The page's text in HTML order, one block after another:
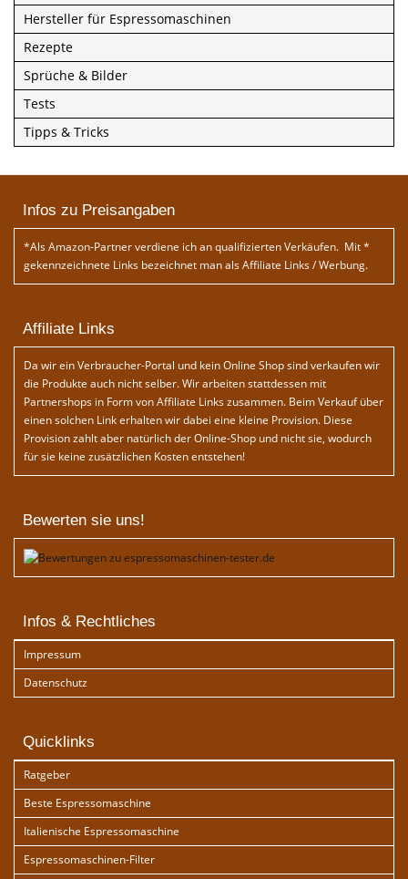
Hersteller für Espressomaschinen
Rezepte
Sprüche & Bilder
Tests
Tipps & Tricks
Infos zu Preisangaben
*Als Amazon-Partner verdiene ich an qualifizierten Verkäufen. Mit *
gekennzeichnete Links bezeichnet man als Affiliate Links / Werbung.
Affiliate Links
Da wir ein Verbraucher-Portal und kein Online Shop sind verkaufen wir
die Produkte auch nicht selber. Wir arbeiten stattdessen mit
Partnershops in Form von Affiliate Links zusammen. Beim Verkauf über
einen solchen Link erhalten wir dabei eine kleine Provision. Diese
Provision zahlt aber natürlich der Online-Shop und nicht sie, wodurch
für sie keine zusätzlichen Kosten entstehen!
Bewerten sie uns!
Infos & Rechtliches
Impressum
Datenschutz
Quicklinks
Ratgeber
Beste Espressomaschine
Italienische Espressomaschine
Espressomaschinen-Filter